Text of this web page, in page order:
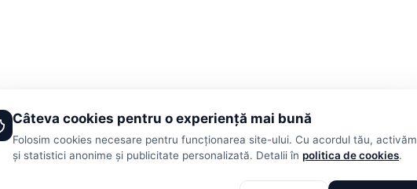
Câteva cookies pentru o experiență mai bună
Folosim cookies necesare pentru funcționarea site-ului. Cu acordul tău, activăm
și statistici anonime și publicitate personalizată. Detalii în politica de cookies.